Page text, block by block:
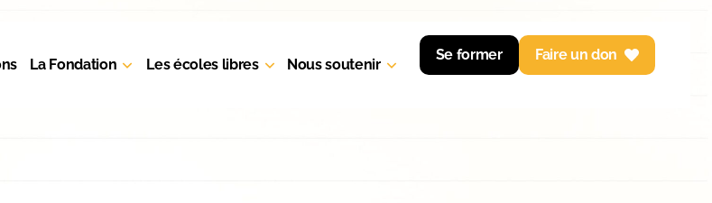
La Fondation Les écoles libres Nous soutenir
Faire un don
Se former